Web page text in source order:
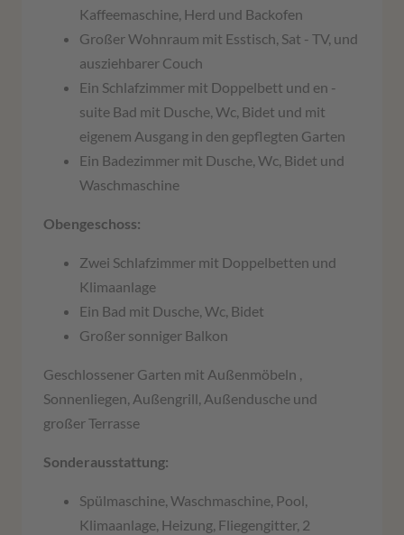
Kaffeemaschine, Herd und Backofen
Großer Wohnraum mit Esstisch, Sat - TV, und
ausziehbarer Couch
Ein Schlafzimmer mit Doppelbett und en -
suite Bad mit Dusche, Wc, Bidet und mit
eigenem Ausgang in den gepflegten Garten
Ein Badezimmer mit Dusche, Wc, Bidet und
Waschmaschine
Obengeschoss:
Zwei Schlafzimmer mit Doppelbetten und
Klimaanlage
Ein Bad mit Dusche, Wc, Bidet
Großer sonniger Balkon
Geschlossener Garten mit Außenmöbeln ,
Sonnenliegen, Außengrill, Außendusche und
großer Terrasse
Sonderausstattung:
Spülmaschine, Waschmaschine, Pool,
Klimaanlage, Heizung, Fliegengitter, 2